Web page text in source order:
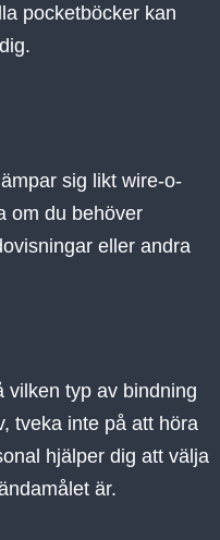
pocketböcker kan
sig likt wire-o-
om du behöver
eller andra
vilken typ av bindning
tveka inte på att höra
hjälper dig att välja
är.